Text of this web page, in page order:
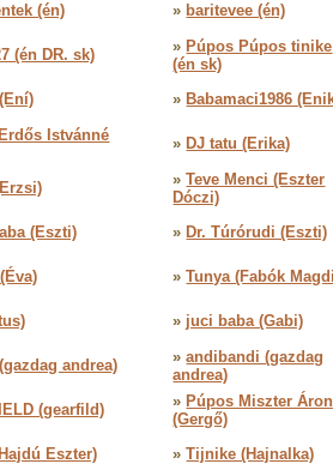
(én) » baritevee (én)
(én DR. sk) » Púpos Púpos tinike
(én sk)
» Babamaci1986
Istvánné
» DJ tatu (Erika)
»Teve Menci (Eszter
Dóczi)
(Eszti) » Dr. Túrórudi (Eszti)
»Tunya (Fabók
» juci baba (Gabi)
andrea) »andibandi (gazdag
andrea)
(gearfild) » Púpos Miszter Áron
(Gergő)
Eszter) »Tijnike (Hajnalka)